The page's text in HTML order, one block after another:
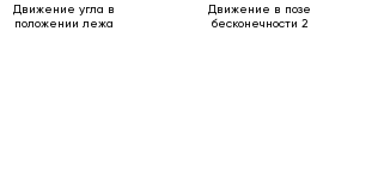
Движение угла в
положении лежа
Движение в позе
бесконечности 2